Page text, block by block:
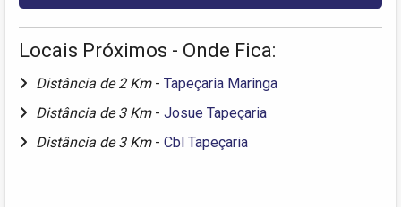
Locais Próximos - Onde Fica:
Distância de 2 Km - Tapeçaria Maringa
Distância de 3 Km - Josue Tapeçaria
Distância de 3 Km - Cbl Tapeçaria